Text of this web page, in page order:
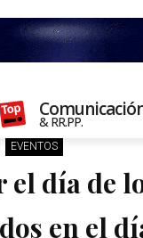
& RR.PP.
EVENTOS
día de
en el